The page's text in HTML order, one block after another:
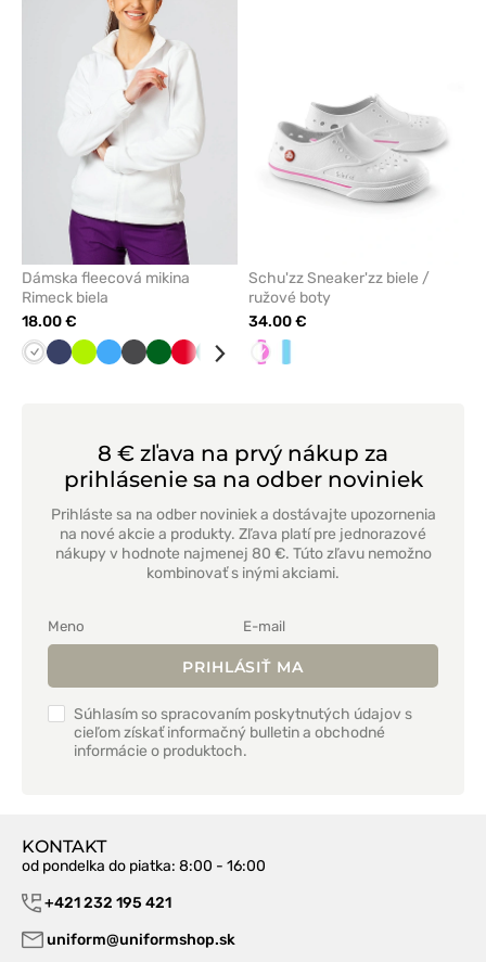
Dámska fleecová mikina
Rimeck biela
18.00 €
BielaNámornícky
Limetková
Lazurová
Grafitová
TmavoČervenáZelenáOranžová
Čierna
Schu'zz Sneaker'zz biele /
ružové boty
34.00 €
Biela/Ružová
8 € zľava na prvý nákup za
prihlásenie sa na odber noviniek
Prihláste sa na odber noviniek a dostávajte upozornenia
na nové akcie a produkty. Zľava platí pre jednorazové
nákupy v hodnote najmenej 80 €. Túto zľavu nemožno
kombinovať s inými akciami.
PRIHLÁSIŤ MA
Súhlasím so spracovaním poskytnutých údajov s
cieľom získať informačný bulletin a obchodné
informácie o produktoch.
KONTAKT
od pondelka do piatka: 8:00 - 16:00
+421 232 195 421
uniform@uniformshop.sk